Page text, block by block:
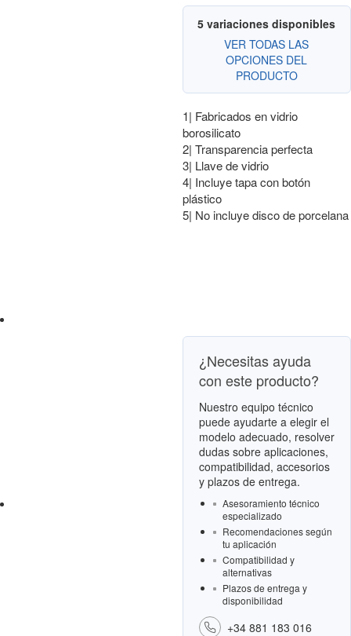
5 variaciones disponibles
VER TODAS LAS
OPCIONES DEL
PRODUCTO
1| Fabricados en vidrio
borosilicato
2| Transparencia perfecta
3| Llave de vidrio
4| Incluye tapa con botón
plástico
5| No incluye disco de porcelana
¿Necesitas ayuda
con este producto?
Nuestro equipo técnico
puede ayudarte a elegir el
modelo adecuado, resolver
dudas sobre aplicaciones,
compatibilidad, accesorios
y plazos de entrega.
Asesoramiento técnico
especializado
Recomendaciones según
tu aplicación
Compatibilidad y
alternativas
Plazos de entrega y
disponibilidad
+34 881 183 016